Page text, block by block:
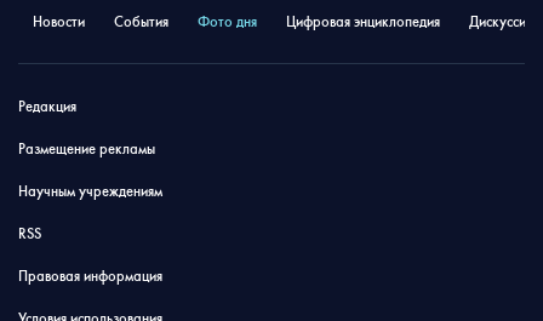
Новости События Фото дня Цифровая энциклопедия
Редакция
Размещение рекламы
Научным учреждениям
RSS
Правовая информация